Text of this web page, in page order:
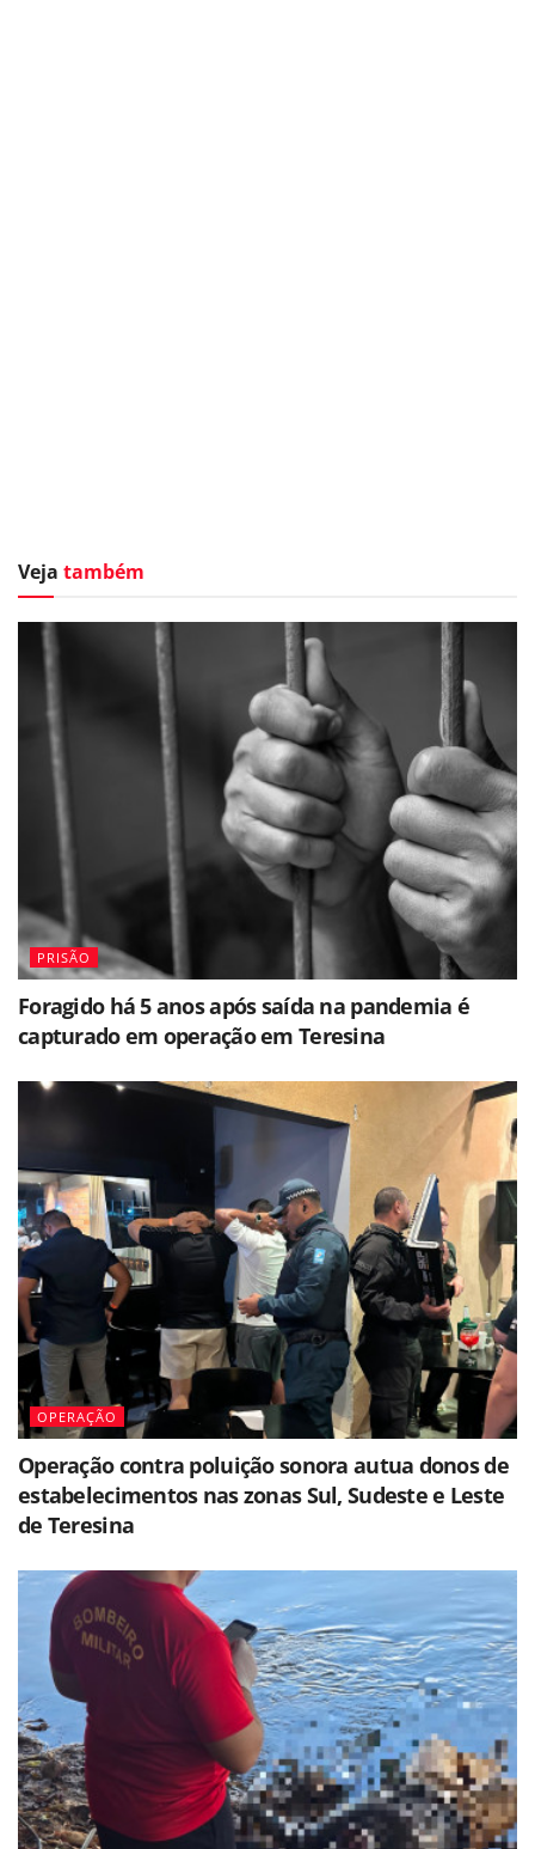
Veja também
PRISÃO
Foragido há 5 anos após saída na pandemia é
capturado em operação em Teresina
OPERAÇÃO
Operação contra poluição sonora autua donos de
estabelecimentos nas zonas Sul, Sudeste e Leste
de Teresina